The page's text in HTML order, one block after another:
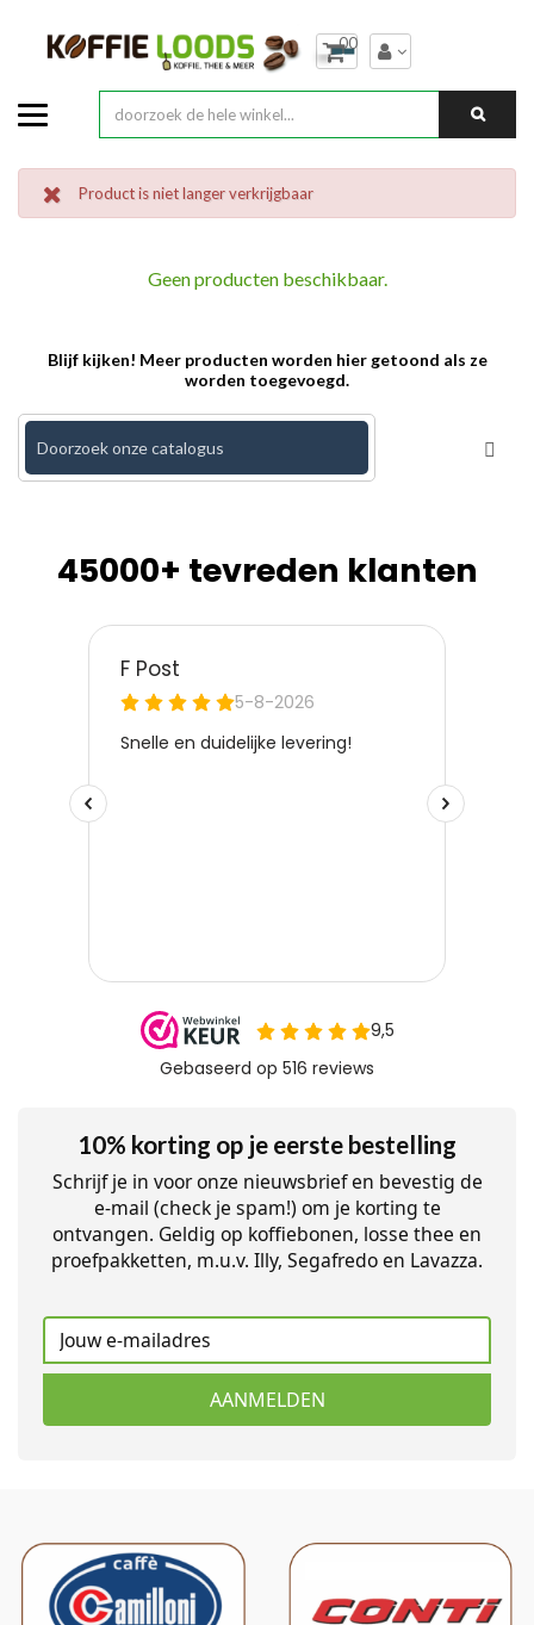
00
Product is niet langer verkrijgbaar
Geen producten beschikbaar.
Blijf kijken! Meer producten worden hier getoond als ze
worden toegevoegd.
45000+ tevreden klanten
10% korting op je eerste bestelling
Schrijf je in voor onze nieuwsbrief en bevestig de
e-mail (check je spam!) om je korting te
ontvangen. Geldig op koffiebonen, losse thee en
proefpakketten, m.u.v. Illy, Segafredo en Lavazza.
AANMELDEN